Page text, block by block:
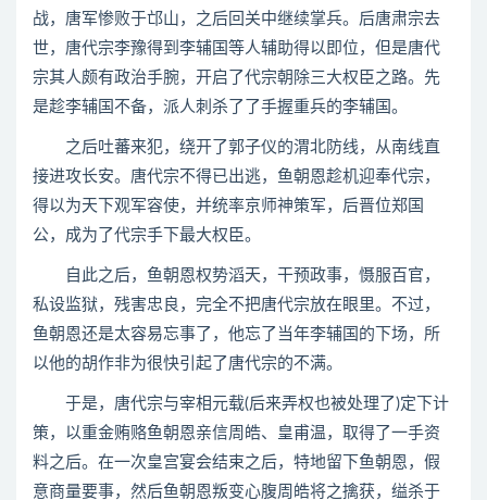
战，唐军惨败于邙山，之后回关中继续掌兵。后唐肃宗去
世，唐代宗李豫得到李辅国等人辅助得以即位，但是唐代
宗其人颇有政治手腕，开启了代宗朝除三大权臣之路。先
是趁李辅国不备，派人刺杀了了手握重兵的李辅国。
之后吐蕃来犯，绕开了郭子仪的渭北防线，从南线直
接进攻长安。唐代宗不得已出逃，鱼朝恩趁机迎奉代宗，
得以为天下观军容使，并统率京师神策军，后晋位郑国
公，成为了代宗手下最大权臣。
自此之后，鱼朝恩权势滔天，干预政事，慑服百官，
私设监狱，残害忠良，完全不把唐代宗放在眼里。不过，
鱼朝恩还是太容易忘事了，他忘了当年李辅国的下场，所
以他的胡作非为很快引起了唐代宗的不满。
于是，唐代宗与宰相元载(后来弄权也被处理了)定下计
策，以重金贿赂鱼朝恩亲信周皓、皇甫温，取得了一手资
料之后。在一次皇宫宴会结束之后，特地留下鱼朝恩，假
意商量要事，然后鱼朝恩叛变心腹周皓将之擒获，缢杀于